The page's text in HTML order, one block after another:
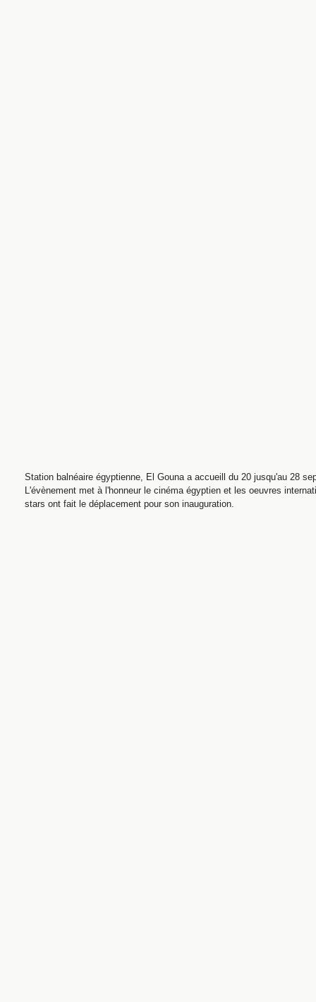
Station balnéaire égyptienne, El Gouna a accueill du 20 jusqu'au 28
L'évènement met à l'honneur le cinéma égyptien et les oeuvres
stars ont fait le déplacement pour son inauguration.